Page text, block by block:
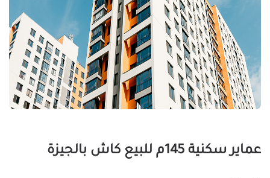
عماير سكنية 145م للبيع كاش بالجيزة